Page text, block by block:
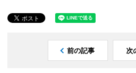
前の記事 次